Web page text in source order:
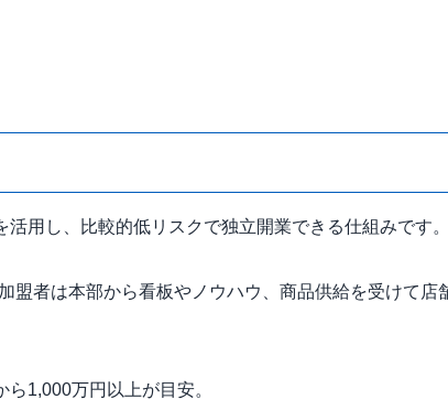
用し、比較的低リスクで独立開業できる仕組みです。
盟者は本部から看板やノウハウ、商品供給を受けて店
1,000万円以上が目安。